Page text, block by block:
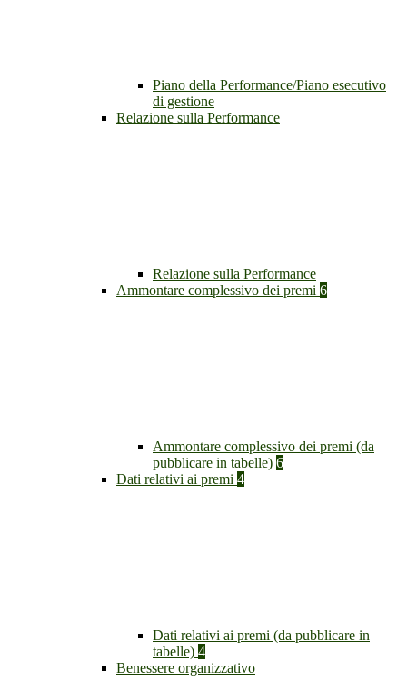
Piano della Performance/Piano esecutivo
di gestione
Relazione sulla Performance
Relazione sulla Performance
Ammontare complessivo dei premi 6
Ammontare complessivo dei premi (da
pubblicare in tabelle) 6
Dati relativi ai premi 4
Dati relativi ai premi (da pubblicare in
tabelle) 4
Benessere organizzativo